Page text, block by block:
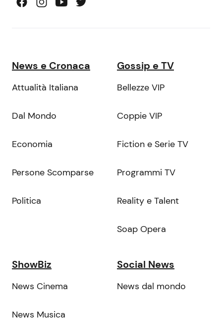
News e Cronaca
Attualità Italiana
Dal Mondo
Economia
Persone Scomparse
Politica
Gossip e TV
Bellezze VIP
Coppie VIP
Fiction e Serie TV
Programmi TV
Reality e Talent
Soap Opera
ShowBiz
News Cinema
News Musica
Social News
News dal mondo